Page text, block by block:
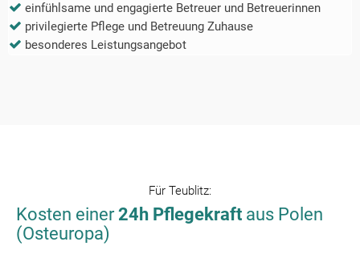
einfühlsame und engagierte Betreuer und Betreuerinnen
privilegierte Pflege und Betreuung Zuhause
besonderes Leistungsangebot
Für Teublitz:
Kosten einer24h Pflegekraft aus Polen
(Osteuropa)